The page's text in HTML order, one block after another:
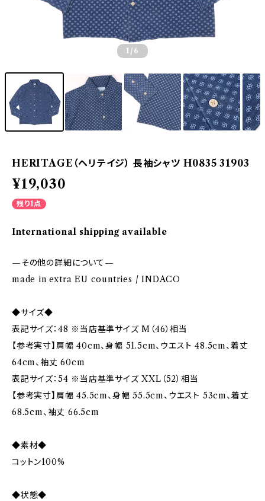
1 /6
HERITAGE（ヘリテイジ） 長袖シャツ H0835 31903
¥19,030
残り1点
International shipping available
—その他の詳細について—
made in extra EU countries / INDACO
◆サイズ◆
表記サイズ：48 ※当店基準サイズ M（46）相当
【参考実寸】肩幅 40cm、身幅 51.5cm、ウエスト 48.5cm、着丈
64cm、袖丈 60cm
表記サイズ：54 ※当店基準サイズ XXL（52）相当
【参考実寸】肩幅 45.5cm、身幅 55.5cm、ウエスト 53cm、着丈
68.5cm、袖丈 66.5cm
◆素材◆
コットン100%
◆状態◆